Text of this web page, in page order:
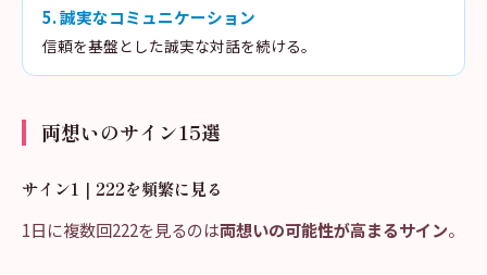
5.誠実なコミュニケーション
信頼を基盤とした誠実な対話を続ける。
両想いのサイン15選
サイン1｜222を頻繁に見る
1日に複数回222を見るのは両想いの可能性が高まるサイン。